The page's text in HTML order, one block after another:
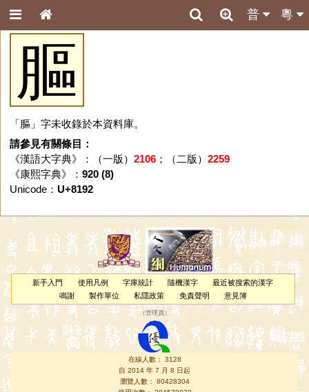
粵
普
膒
「膒」字未收錄於本資料庫。
請參見有關條目：
《漢語大字典》：（一版） 2106；（二版） 2259
《康熙字典》： 920 (8)
Unicode： U+8192
新手入門 使用凡例 字庫統計 隨機漢字
最近被搜索的漢字
鳴謝
製作單位 私隱政策 免責聲明 意見簿
（管理員 ）
在線人數： 3128
自 2014 年 7 月 8 日起
瀏覽人數： 80428304